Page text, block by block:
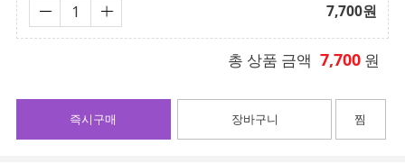
7,700원
총 상품 금액 7,700 원
장바구니
즉시구매 찜